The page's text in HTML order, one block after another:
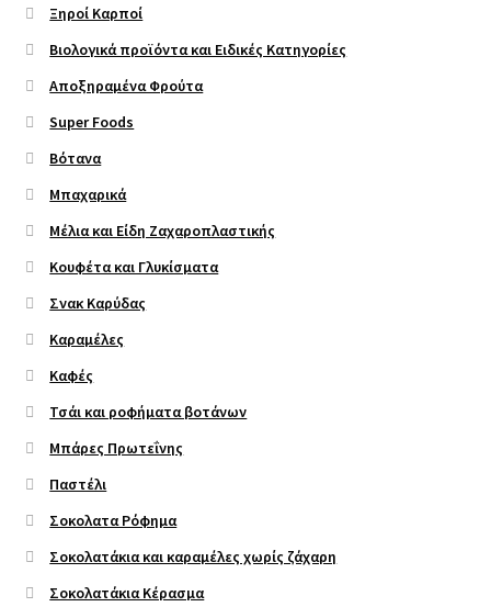
Ξηροί Καρποί
Βιολογικά προϊόντα και Ειδικές Κατηγορίες
Αποξηραμένα Φρούτα
Super Foods
Βότανα
Μπαχαρικά
Μέλια και Είδη Ζαχαροπλαστικής
Κουφέτα και Γλυκίσματα
Σνακ Καρύδας
Καραμέλες
Καφές
Τσάι και ροφήματα βοτάνων
Μπάρες Πρωτεΐνης
Παστέλι
Σοκολατα Ρόφημα
Σοκολατάκια και καραμέλες χωρίς ζάχαρη
Σοκολατάκια Κέρασμα